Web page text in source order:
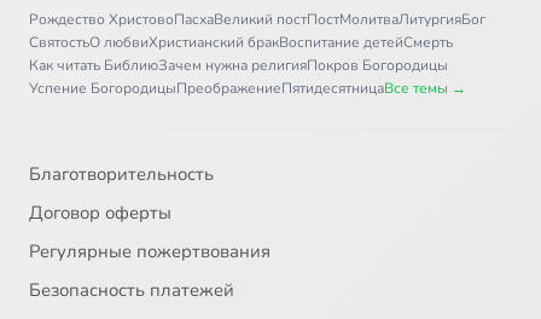
Рождество ХристовоПасхаВеликий постПостМолитваЛитургияБог
СвятостьО любвиХристианский бракВоспитание детейСмерть
Как читать БиблиюЗачем нужна религияПокров Богородицы
Успение БогородицыПреображениеПятидесятницаВсе темы →
Благотворительность
Договор оферты
Регулярные пожертвования
Безопасность платежей